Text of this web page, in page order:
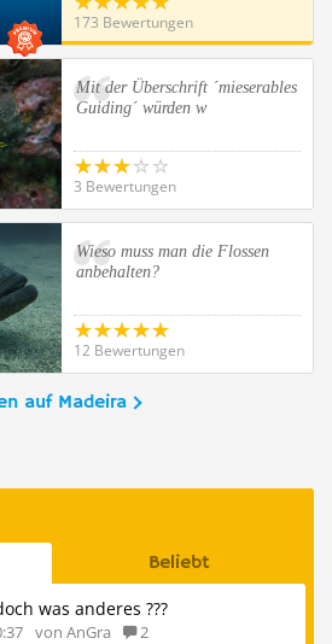
173 Bewertungen
Mit der Überschrift ´mieserables
Guiding´ würden w
3 Bewertungen
Wieso muss man die Flossen
anbehalten?
12 Bewertungen
auf Madeira
Beliebt
was anderes ???
von AnGra 2